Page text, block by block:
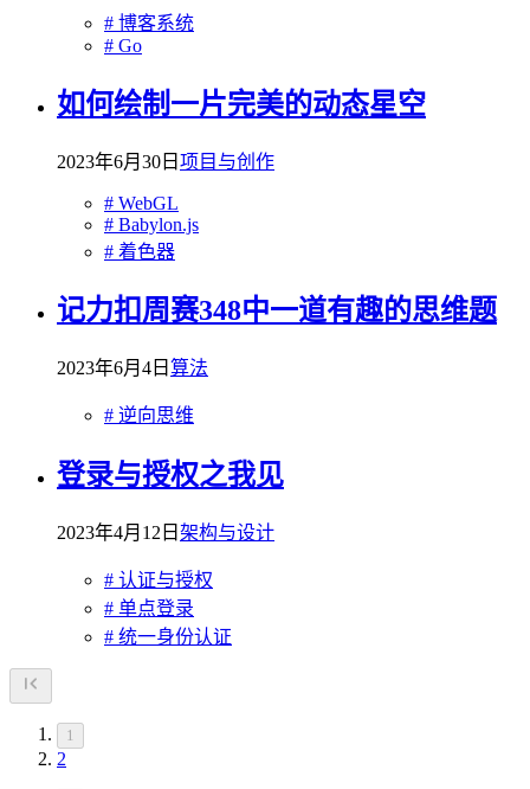
# 博客系统
# Go
如何绘制一片完美的动态星空
2023年6月30日 项目与创作
# WebGL
# Babylon.js
# 着色器
记力扣周赛348中一道有趣的思维题
2023年6月4日 算法
# 逆向思维
登录与授权之我见
2023年4月12日 架构与设计
# 认证与授权
# 单点登录
# 统一身份认证
1
2